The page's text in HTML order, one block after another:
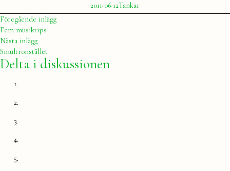
Publicerat
av
Julia
2011-06-12Publicerat
i
Tankar
Inläggsnavigering
Föregående inläggFöregående
Fem musiktips
Nästa inläggNästa
inlägg:
Smultronstället
Delta i diskussionen